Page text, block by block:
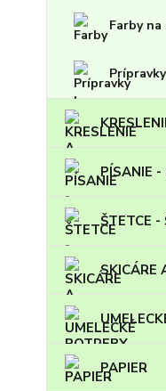
Farby
PÍSANIE -
ŠTETCE -
SKICÁRE
PAPIER